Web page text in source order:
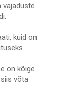
vajaduste
kuid on
on kõige
võta